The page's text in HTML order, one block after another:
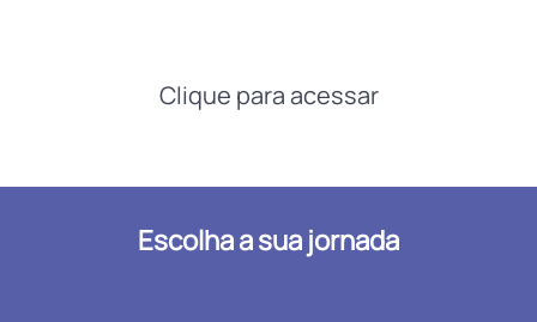
Clique para acessar
Escolha a sua jornada